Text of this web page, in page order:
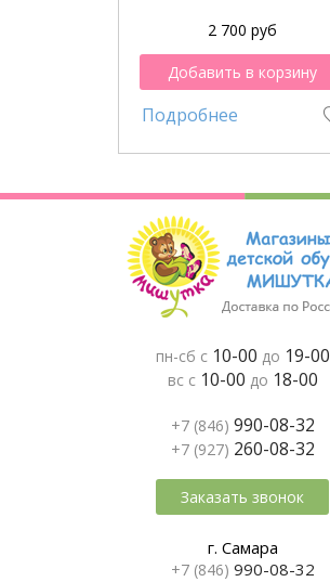
2 700 руб
Добавить в корзину
Подробнее
пн-сб с 10-00 до 19-00
вс с 10-00 до 18-00
+7 (846) 990-08-32
+7 (927) 260-08-32
Заказать звонок
г. Самара
+7 (846) 990-08-32